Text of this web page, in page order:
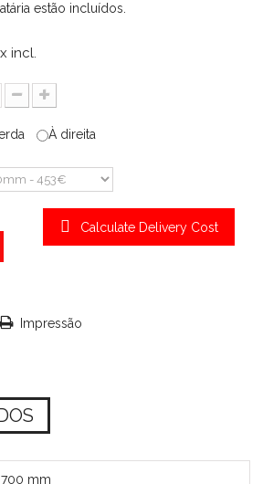
estão incluídos.
incl.
À direita
Calculate Delivery Cost
Impressão
700 mm